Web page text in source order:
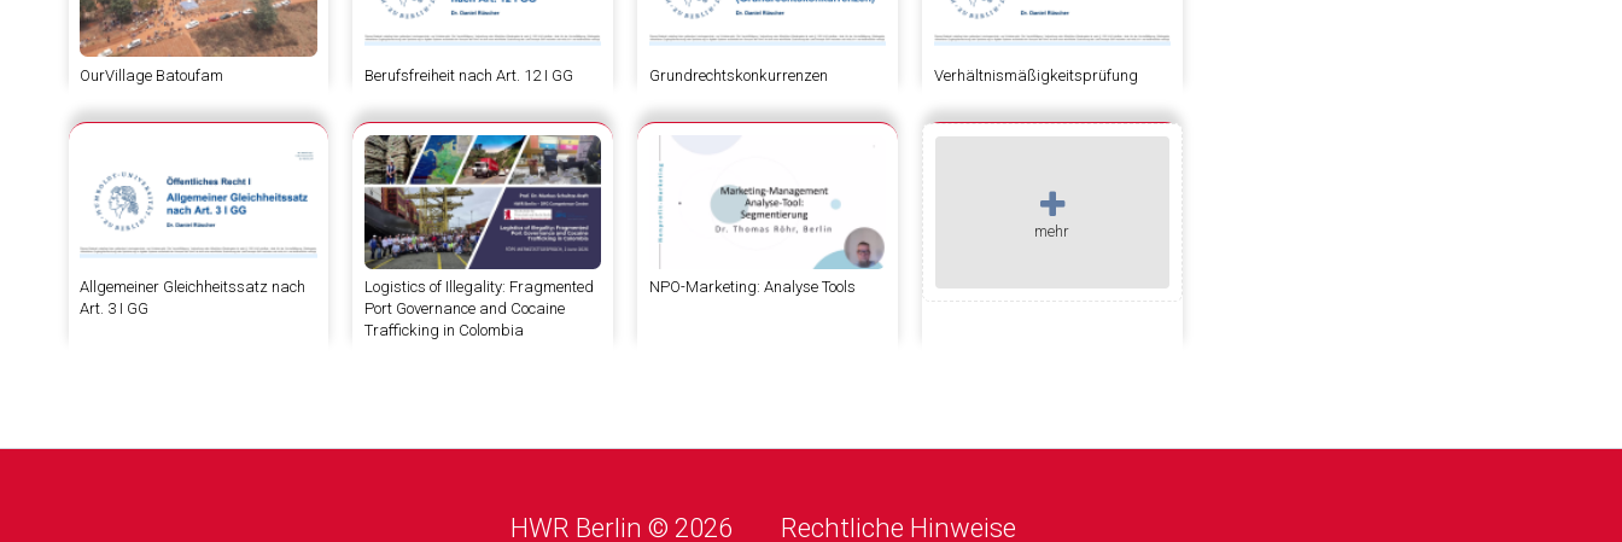
OurVillage Batoufam Berufsfreiheit nach Art. 12 I GG Grundrechtskonkurrenzen Verhältnismäßigkeitsprüfung
Allgemeiner Gleichheitssatz nach
Art. 3 I GG
Logistics of Illegality: Fragmented
Port Governance and Cocaine
Trafficking in Colombia
NPO-Marketing: Analyse Tools
mehr
HWR Berlin © 2026 Rechtliche Hinweise